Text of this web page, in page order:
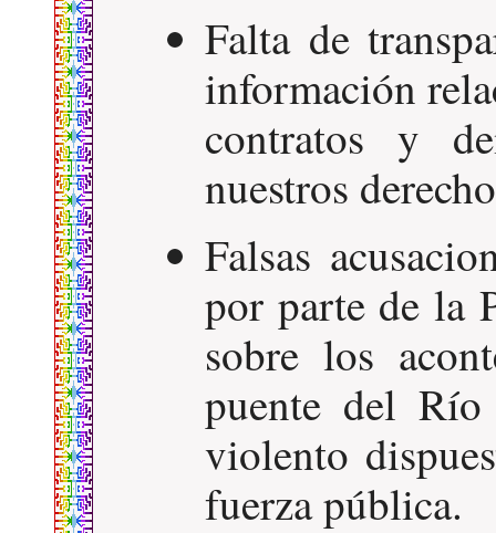
Falta de
información
contratos y
nuestros
Falsas
por parte de la
sobre los
puente del
violento
fuerza pública.